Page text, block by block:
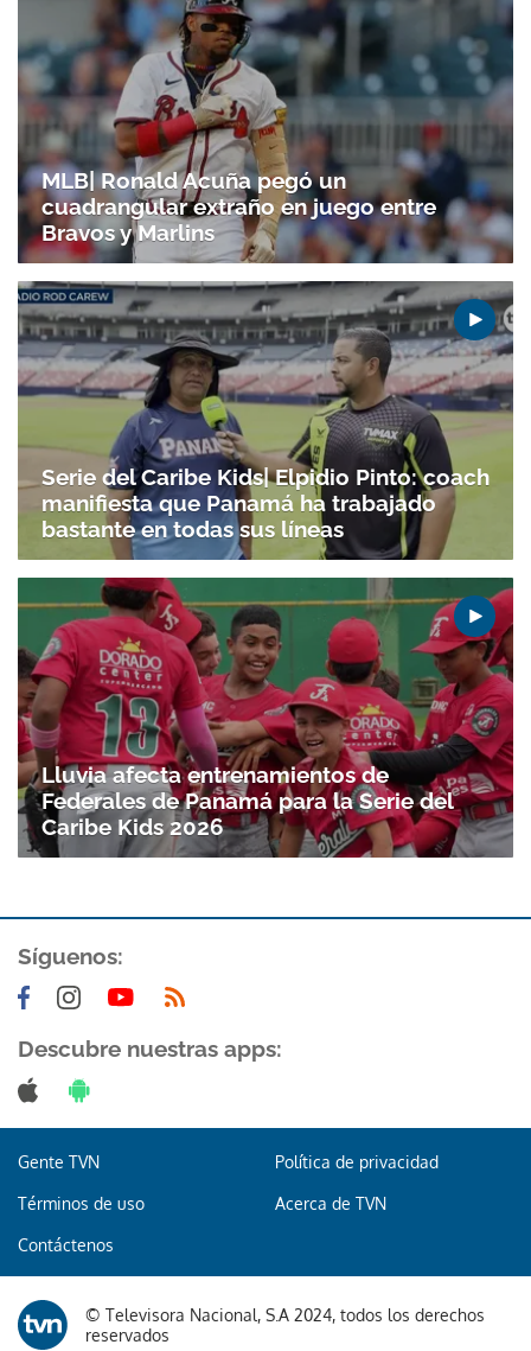
MLB| Ronald Acuña pegó un
cuadrangular extraño en juego entre
Bravos y Marlins
Serie del Caribe Kids| Elpidio Pinto: coach
manifiesta que Panamá ha trabajado
bastante en todas sus líneas
Lluvia afecta entrenamientos de
Federales de Panamá para la Serie del
Caribe Kids 2026
Síguenos:
Descubre nuestras apps:
Gente TVN Política de privacidad
Términos de uso Acerca de TVN
Contáctenos
© Televisora Nacional, S.A 2024, todos los derechos
reservados